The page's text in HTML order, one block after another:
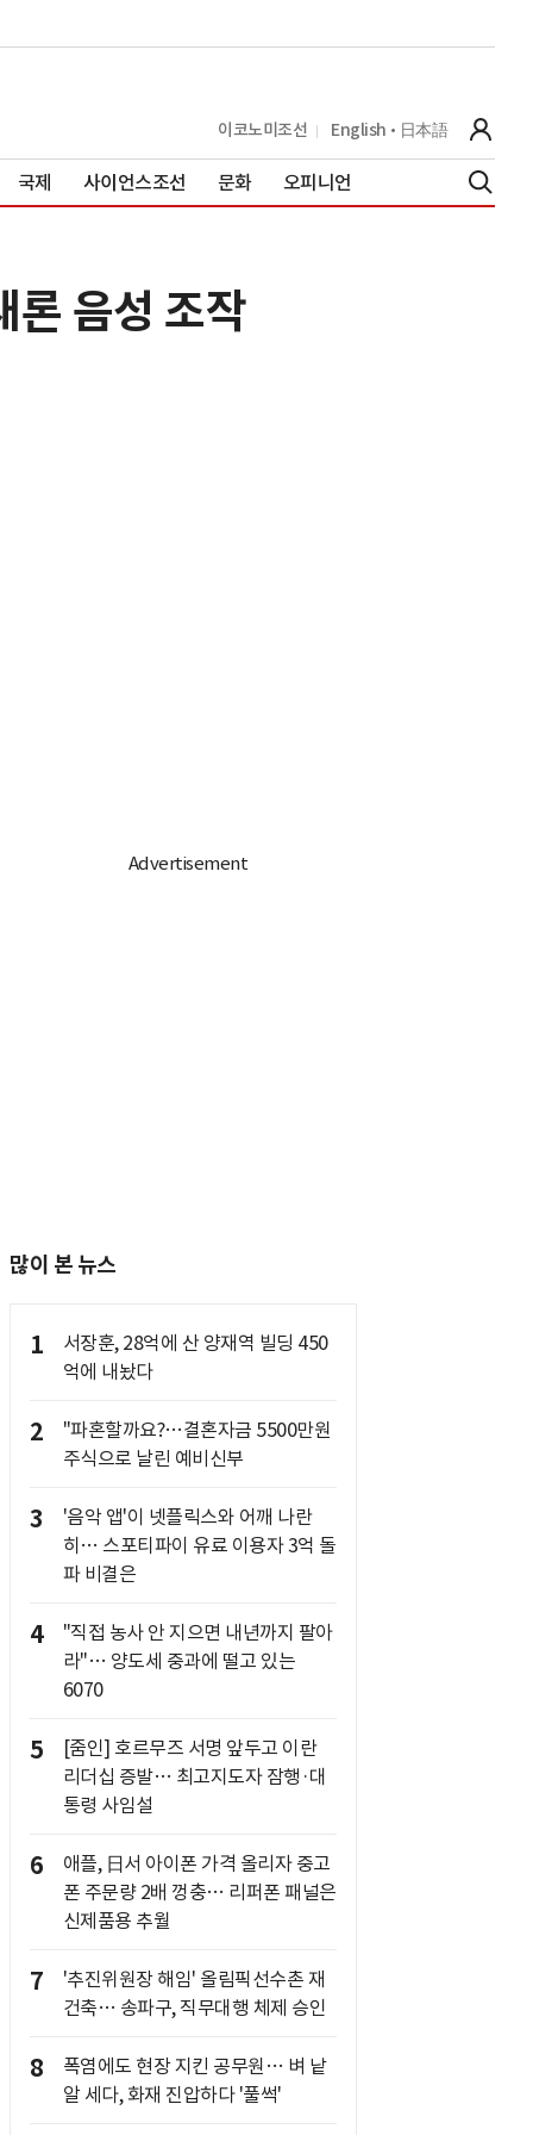
이코노미조선 English 日本語
국제 사이언스조선 문화 오피니언
음성 조작
많이 본 뉴스
1
서장훈, 28억에 산 양재역 빌딩 450
억에 내놨다
2
"파혼할까요?…결혼자금 5500만원
주식으로 날린 예비신부
3
'음악 앱'이 넷플릭스와 어깨 나란
히… 스포티파이 유료 이용자 3억 돌
파 비결은
4
"직접 농사 안 지으면 내년까지 팔아
라"… 양도세 중과에 떨고 있는
6070
5
[줌인] 호르무즈 서명 앞두고 이란
리더십 증발… 최고지도자 잠행·대
통령 사임설
6
애플, 日서 아이폰 가격 올리자 중고
폰 주문량 2배 껑충… 리퍼폰 패널은
신제품용 추월
7
'추진위원장 해임' 올림픽선수촌 재
건축… 송파구, 직무대행 체제 승인
8
폭염에도 현장 지킨 공무원… 벼 낱
알 세다, 화재 진압하다 '풀썩'